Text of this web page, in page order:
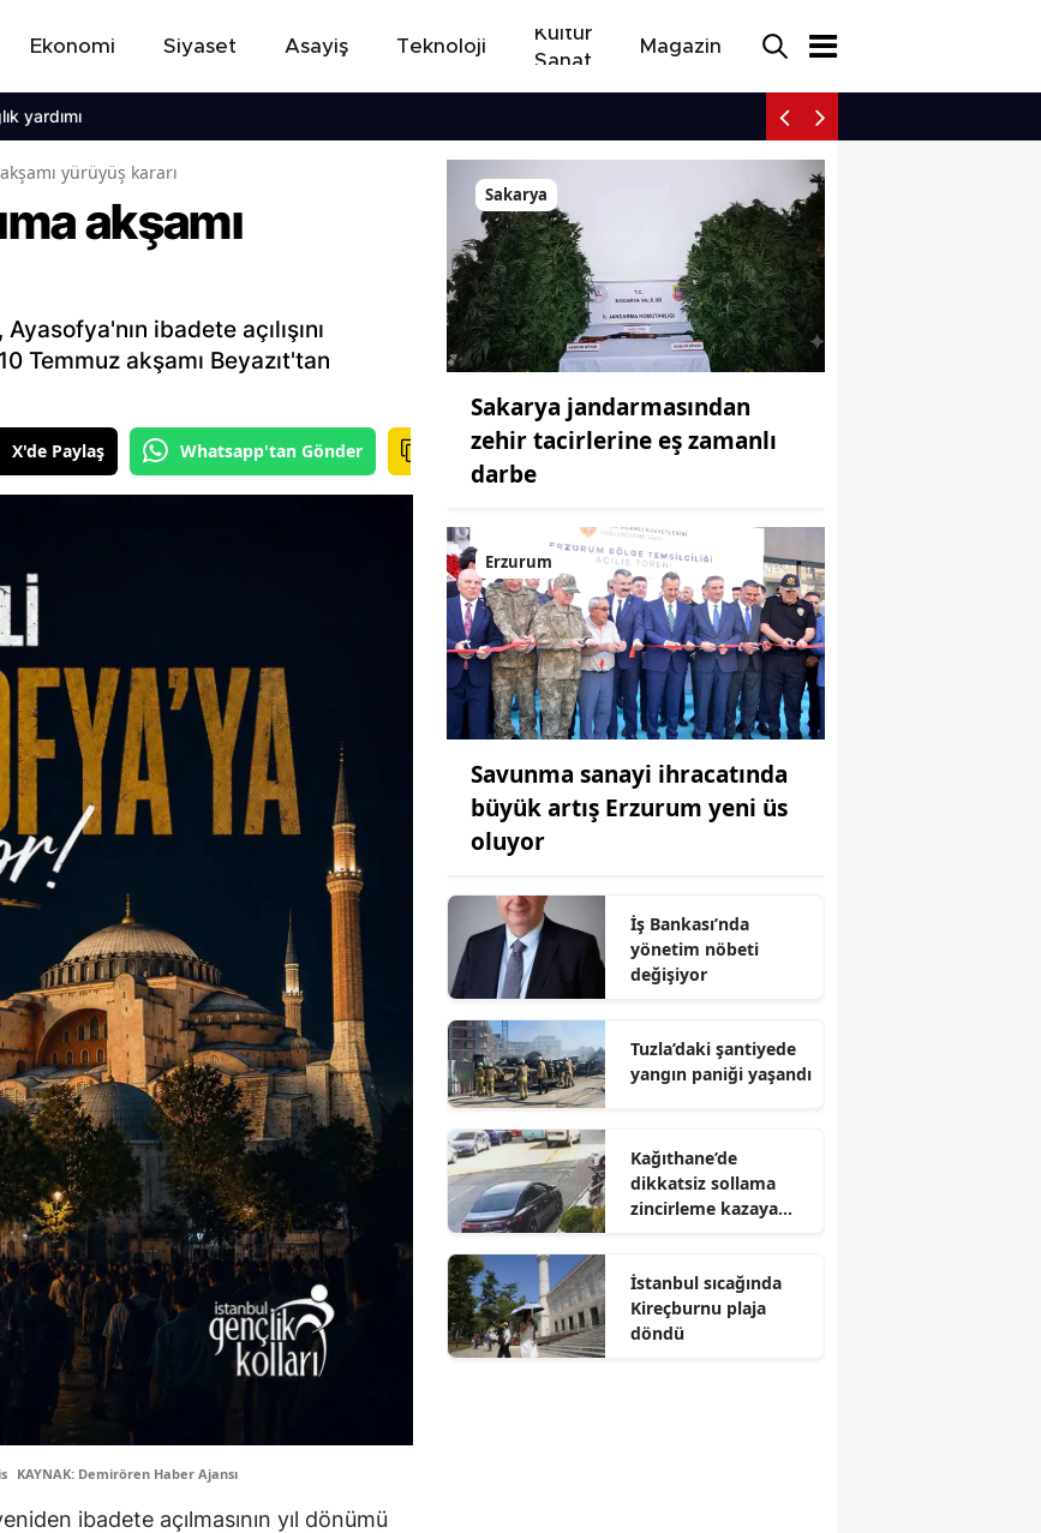
Ekonomi Siyaset Asayiş Teknoloji
Kültür
Sanat
Magazin
yürüyüş kararı
akşamı
ibadete açılışını
Temmuz akşamı Beyazıt'tan
X'de Paylaş Whatsapp'tan Gönder
KAYNAK: Demirören Haber Ajansı
ibadete açılmasının yıl dönümü
Sakarya
Sakarya jandarmasından
zehir tacirlerine eş zamanlı
darbe
Erzurum
Savunma sanayi ihracatında
büyük artış Erzurum yeni üs
oluyor
İş Bankası’nda
yönetim nöbeti
değişiyor
Tuzla’daki şantiyede
yangın paniği yaşandı
Kağıthane’de
dikkatsiz sollama
zincirleme kazaya
İstanbul sıcağında
Kireçburnu plaja
döndü